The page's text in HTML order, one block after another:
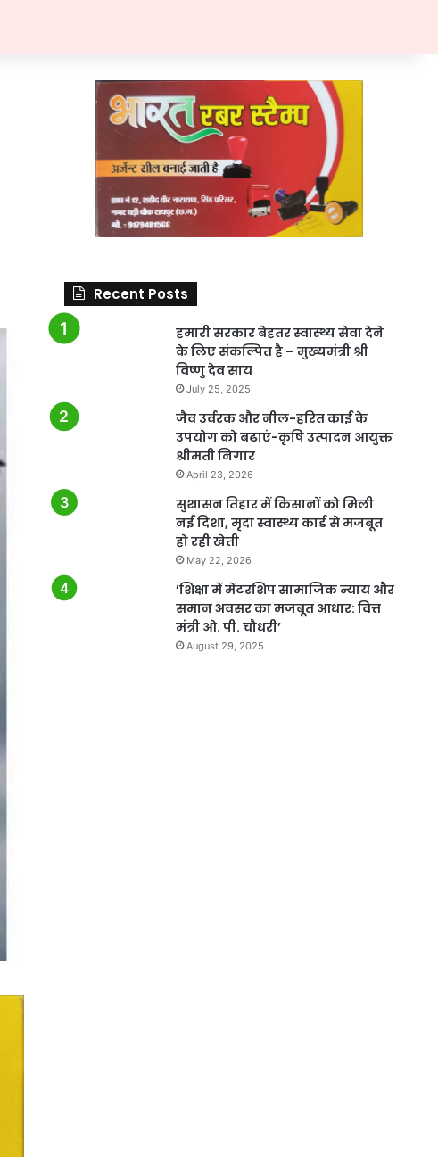
Recent Posts
हमारी सरकार बेहतर स्वास्थ्य सेवा देने
के लिए संकल्पित है – मुख्यमंत्री श्री
विष्णु देव साय
July 25, 2025
जैव उर्वरक और नील-हरित काई के
उपयोग को बढाएं-कृषि उत्पादन आयुक्त
श्रीमती निगार
April 23, 2026
सुशासन तिहार में किसानों को मिली
नई दिशा, मृदा स्वास्थ्य कार्ड से मजबूत
हो रही खेती
May 22, 2026
’शिक्षा में मेंटरशिप सामाजिक न्याय और
समान अवसर का मजबूत आधार: वित्त
मंत्री ओ. पी. चौधरी’
August 29, 2025